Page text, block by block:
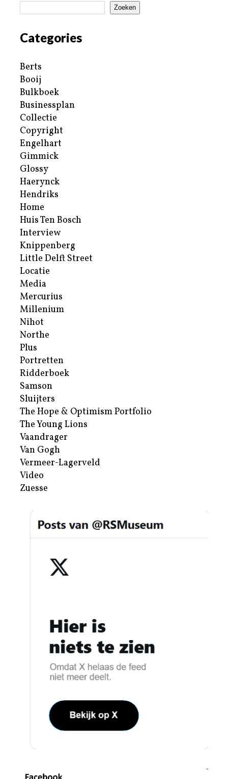
Zoeken
Categories
Berts
Booij
Bulkboek
Businessplan
Collectie
Copyright
Engelhart
Gimmick
Glossy
Haerynck
Hendriks
Home
Huis Ten Bosch
Interview
Knippenberg
Little Delft Street
Locatie
Media
Mercurius
Millenium
Nihot
Northe
Plus
Portretten
Ridderboek
Samson
Sluijters
The Hope & Optimism Portfolio
The Young Lions
Vaandrager
Van Gogh
Vermeer-Lagerveld
Video
Zuesse